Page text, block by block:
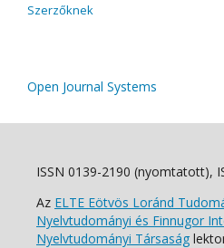
Szerzőknek
Open Journal Systems
ISSN 0139-2190 (nyomtatott),
Az ELTE Eötvös Loránd
Nyelvtudományi és Finnugor
Nyelvtudományi Társaság